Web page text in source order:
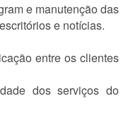
e manutenção das
e notícias.
entre os clientes
dos serviços do